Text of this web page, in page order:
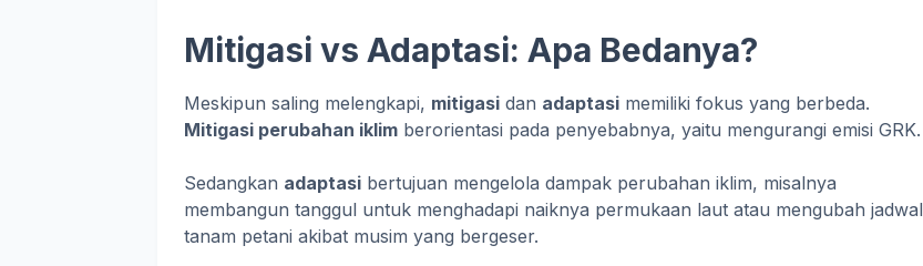
Mitigasi vs Adaptasi: Apa Bedanya?
Meskipun saling melengkapi, mitigasi dan adaptasi memiliki fokus yang berbeda.
Mitigasi perubahan iklim berorientasi pada penyebabnya, yaitu mengurangi emisi GRK.
Sedangkan adaptasi bertujuan mengelola dampak perubahan iklim, misalnya
membangun tanggul untuk menghadapi naiknya permukaan laut atau mengubah jadwal
tanam petani akibat musim yang bergeser.